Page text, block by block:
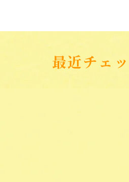
最近チェ